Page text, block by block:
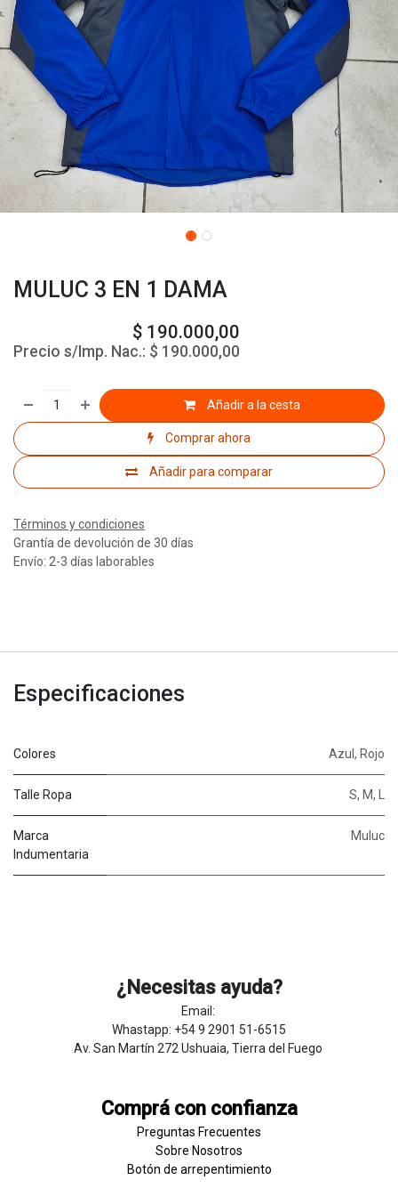
MULUC 3 EN 1 DAMA
$ 190.000,00
Precio s/Imp. Nac.: $ 190.000,00
Añadir a la cesta
Comprar ahora
Añadir para comparar
Términos y condiciones
Grantía de devolución de 30 días
Envío: 2-3 días laborables
Especificaciones
Colores Azul , Rojo
Talle Ropa S, M,
Marca
Indumentaria
Muluc
¿Necesitas ayuda?
Email:
Whastapp: +54 9 2901 51-6515
Av. San Martín 272 Ushuaia, Tierra del Fuego
Comprá con confianza
Preguntas Frecuentes
Sobre Nosotros
Botón de ​arrepentim​​​iento